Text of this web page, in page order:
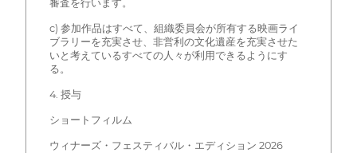
審査を行います。
c) 参加作品はすべて、組織委員会が所有する映画ライ
ブラリーを充実させ、非営利の文化遺産を充実させた
いと考えているすべての人々が利用できるようにす
る。
4. 授与
ショートフィルム
ウィナーズ・フェスティバル・エディション 2026